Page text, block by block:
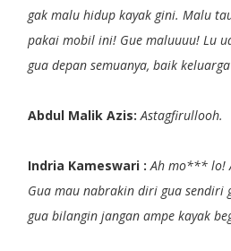
gak malu hidup kayak gini. Malu
pakai mobil ini! Gue maluuuu! Lu
gua depan semuanya, baik
Abdul Malik Azis: Astagfirullooh.
Indria Kameswari : Ah mo*** lo!
Gua mau nabrakin diri gua
gua bilangin jangan ampe kayak